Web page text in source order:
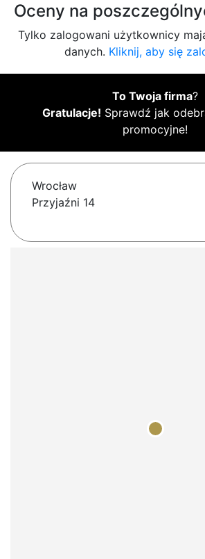
Oceny na
Tylko zalogowani użytkownicy
danych. Kliknij, aby się
To Twoja firma?
Gratulacje! Sprawdź jak
promocyjne!
Wrocław
Przyjaźni 14